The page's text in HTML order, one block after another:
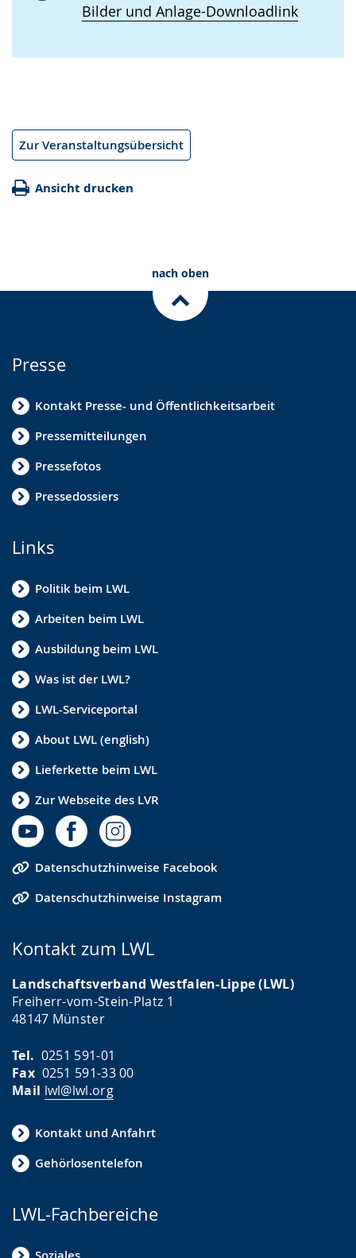
Bilder und Anlage-Downloadlink
Zur Veranstaltungsübersicht
Ansicht drucken
nach oben
Presse
Kontakt Presse- und Öffentlichkeitsarbeit
Pressemitteilungen
Pressefotos
Pressedossiers
Links
Politik beim LWL
Arbeiten beim LWL
Ausbildung beim LWL
Was ist der LWL?
LWL-Serviceportal
About LWL (english)
Lieferkette beim LWL
Zur Webseite des LVR
Datenschutzhinweise Facebook
Datenschutzhinweise Instagram
Kontakt zum LWL
Landschaftsverband Westfalen-Lippe (LWL)
Freiherr-vom-Stein-Platz 1
48147 Münster
Tel. 0251 591-01
Fax0251 591-33 00
Mail lwl@lwl.org
Kontakt und Anfahrt
Gehörlosentelefon
LWL-Fachbereiche